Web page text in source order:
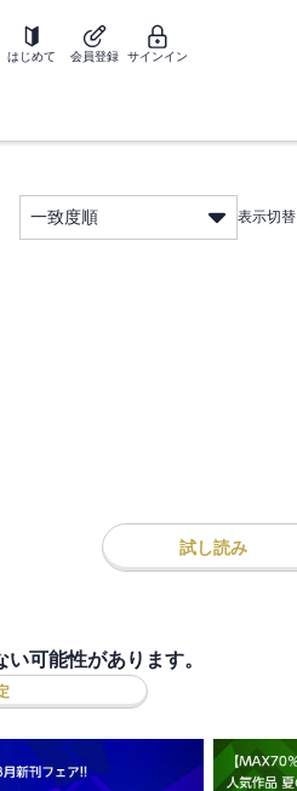
はじめて 会員登録 サインイン
一致度順 表示切替
試し読み
可能性があります。